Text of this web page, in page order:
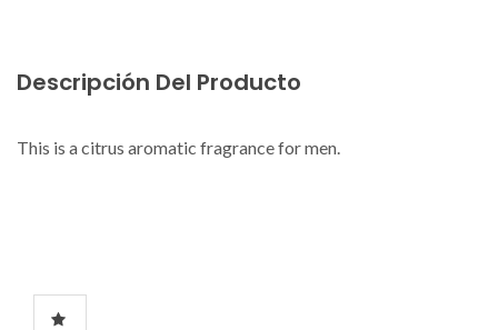
Descripción Del Producto
This is a citrus aromatic fragrance for men.